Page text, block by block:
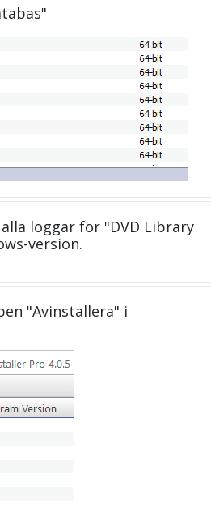
loggar för "DVD Library
version.
"Avinstallera" i